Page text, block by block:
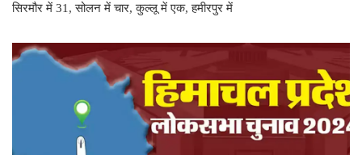
सिरमौर में 31, सोलन में चार, कुल्लू में एक, हमीरपुर में